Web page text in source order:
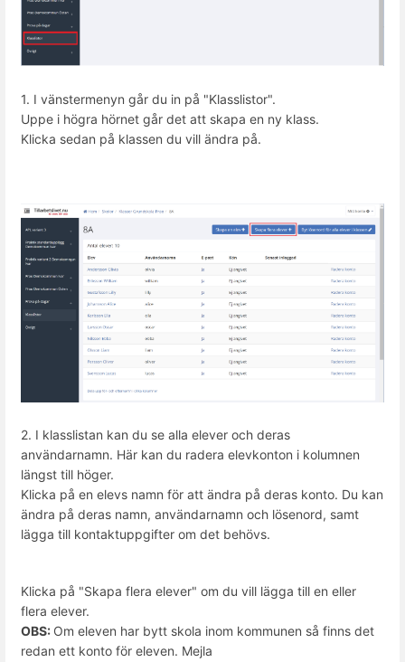
1. I vänstermenyn går du in på "Klasslistor".
Uppe i högra hörnet går det att skapa en ny klass.
Klicka sedan på klassen du vill ändra på.
2. I klasslistan kan du se alla elever och deras
användarnamn. Här kan du radera elevkonton i kolumnen
längst till höger.
Klicka på en elevs namn för att ändra på deras konto. Du kan
ändra på deras namn, användarnamn och lösenord, samt
lägga till kontaktuppgifter om det behövs.
Klicka på "Skapa flera elever" om du vill lägga till en eller
flera elever.
OBS: Om eleven har bytt skola inom kommunen så finns det
redan ett konto för eleven. Mejla